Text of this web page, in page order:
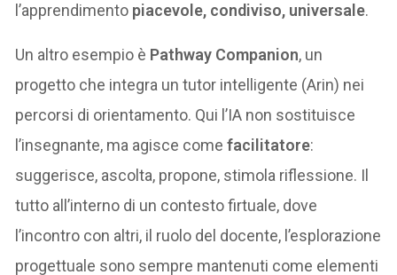
l’apprendimento piacevole, condiviso, universale.
Un altro esempio è Pathway Companion, un
progetto che integra un tutor intelligente (Arin) nei
percorsi di orientamento. Qui l’IA non sostituisce
l’insegnante, ma agisce comefacilitatore:
suggerisce, ascolta, propone, stimola riflessione. Il
tutto all’interno di un contesto firtuale, dove
l’incontro con altri, il ruolo del docente, l’esplorazione
progettuale sono sempre mantenuti come elementi